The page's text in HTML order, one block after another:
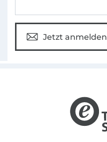
Jetzt anmelden